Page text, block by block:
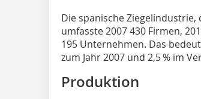
Die spanische
umfasste 2007 430 Firmen,
195 Unternehmen. Das
zum Jahr 2007 und 2,5 % im
Produktion